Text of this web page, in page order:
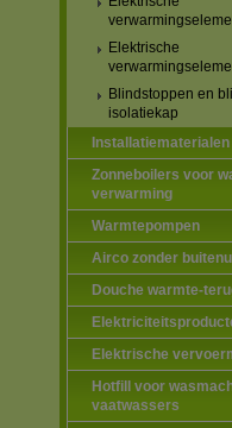
Elektrische
Blindstoppen en
isolatiekap
Installatiematerialen
Zonneboilers voor
verwarming
Warmtepompen
Airco zonder
Douche warmte-
Elektrische
Hotfill voor
vaatwassers